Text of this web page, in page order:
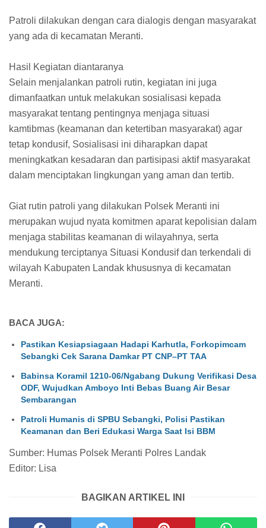
Patroli dilakukan dengan cara dialogis dengan masyarakat
yang ada di kecamatan Meranti.
Hasil Kegiatan diantaranya
Selain menjalankan patroli rutin, kegiatan ini juga
dimanfaatkan untuk melakukan sosialisasi kepada
masyarakat tentang pentingnya menjaga situasi
kamtibmas (keamanan dan ketertiban masyarakat) agar
tetap kondusif, Sosialisasi ini diharapkan dapat
meningkatkan kesadaran dan partisipasi aktif masyarakat
dalam menciptakan lingkungan yang aman dan tertib.
Giat rutin patroli yang dilakukan Polsek Meranti ini
merupakan wujud nyata komitmen aparat kepolisian dalam
menjaga stabilitas keamanan di wilayahnya, serta
mendukung terciptanya Situasi Kondusif dan terkendali di
wilayah Kabupaten Landak khususnya di kecamatan
Meranti.
BACA JUGA:
Pastikan Kesiapsiagaan Hadapi Karhutla, Forkopimcam
Sebangki Cek Sarana Damkar PT CNP–PT TAA
Babinsa Koramil 1210-06/Ngabang Dukung Verifikasi Desa
ODF, Wujudkan Amboyo Inti Bebas Buang Air Besar
Sembarangan
Patroli Humanis di SPBU Sebangki, Polisi Pastikan
Keamanan dan Beri Edukasi Warga Saat Isi BBM
Sumber: Humas Polsek Meranti Polres Landak
Editor: Lisa
BAGIKAN ARTIKEL INI